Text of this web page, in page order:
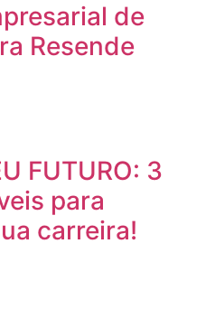
de
Resende
FUTURO: 3
para
carreira!